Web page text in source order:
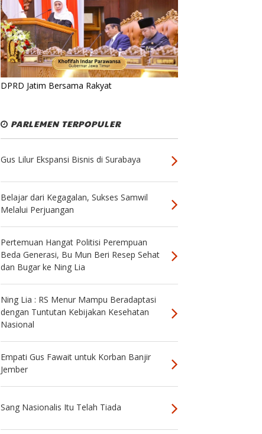
DPRD Jatim Bersama Rakyat
PARLEMEN TERPOPULER
Gus Lilur Ekspansi Bisnis di Surabaya
Belajar dari Kegagalan, Sukses Samwil
Melalui Perjuangan
Pertemuan Hangat Politisi Perempuan
Beda Generasi, Bu Mun Beri Resep Sehat
dan Bugar ke Ning Lia
Ning Lia : RS Menur Mampu Beradaptasi
dengan Tuntutan Kebijakan Kesehatan
Nasional
Empati Gus Fawait untuk Korban Banjir
Jember
Sang Nasionalis Itu Telah Tiada